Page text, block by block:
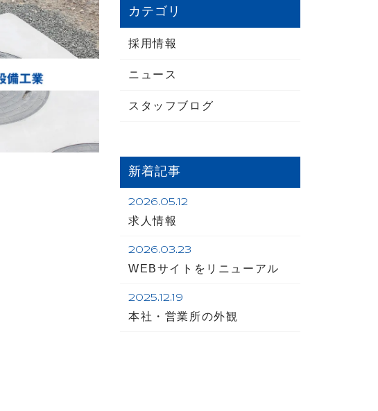
カテゴリ
採用情報
ニュース
スタッフブログ
新着記事
2026.05.12
求人情報
2026.03.23
WEBサイトをリニューアル
2025.12.19
本社・営業所の外観